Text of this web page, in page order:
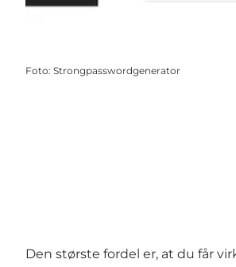
Foto: Strongpasswordgenerator
Den største fordel er, at du får